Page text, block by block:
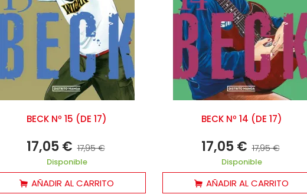
BECK Nº 15 (DE 17)
17,05 € 17,95 €
Disponible
AÑADIR AL CARRITO
BECK Nº 14 (DE 17)
17,05 € 17,95 €
Disponible
AÑADIR AL CARRITO